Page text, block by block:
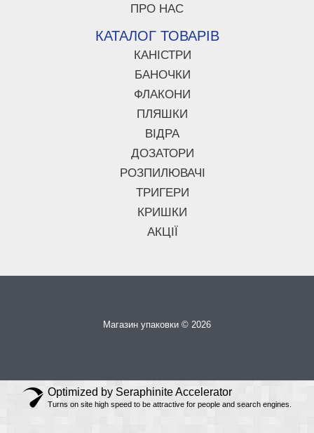
ПРО НАС
КАТАЛОГ ТОВАРІВ
КАНІСТРИ
БАНОЧКИ
ФЛАКОНИ
ПЛЯШКИ
ВІДРА
ДОЗАТОРИ
РОЗПИЛЮВАЧІ
ТРИГЕРИ
КРИШКИ
АКЦІЇ
Магазин упаковки © 2026
Optimized by Seraphinite Accelerator
Turns on site high speed to be attractive for people and search engines.